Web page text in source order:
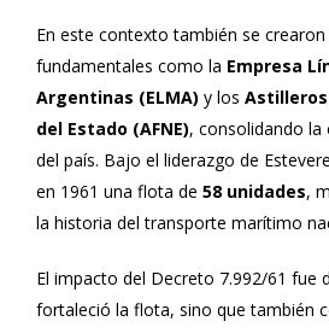
En este contexto también se
fundamentales como la Empresa
Argentinas (ELMA) y los Astilleros
del Estado (AFNE), consolidando la
del país. Bajo el liderazgo de
en 1961 una flota de 58 unidades,
la historia del transporte marítimo
El impacto del Decreto 7.992/61 fue
fortaleció la flota, sino que también